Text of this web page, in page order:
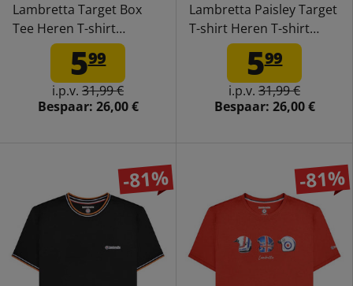
Lambretta Target Box
Tee Heren T-shirt
SS5007-BUR
599
i.p.v. 31,99 €
Bespaar: 26,00 €
Lambretta Paisley Target
T-shirt Heren T-shirt
SS4012-WHITE
599
i.p.v. 31,99 €
Bespaar: 26,00 €
-81% -81%